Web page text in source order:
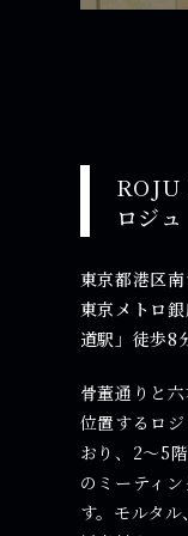
ロジ
東京都港区
東京メトロ
道駅」徒歩8
骨董通りと
位置するロ
おり、2〜5
のミーティ
す。モルタ